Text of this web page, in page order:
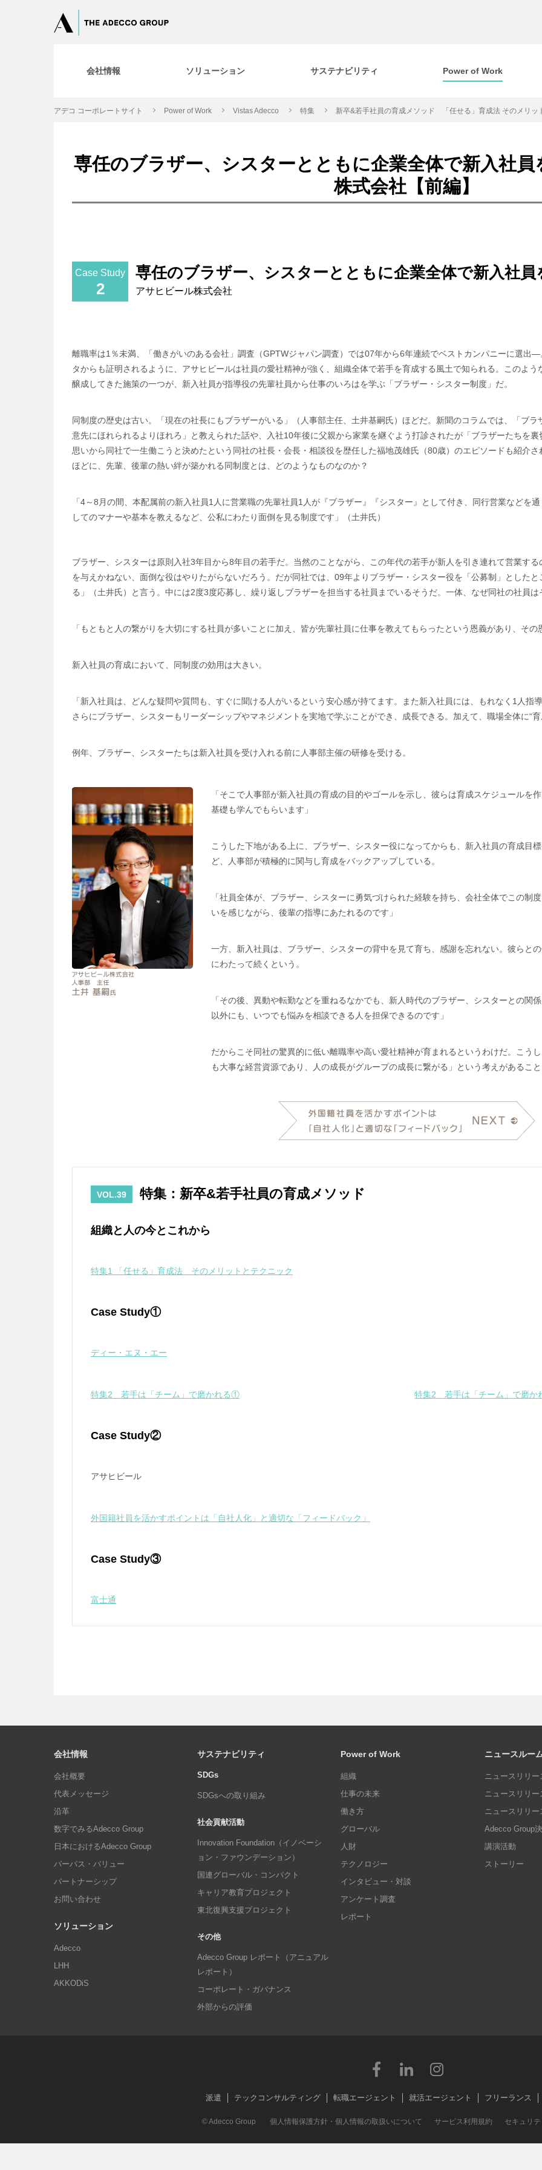
会社情報 ソリューション サステナビリティ Power of Work
アデコ コーポレートサイト Power of Work Vistas Adecco 特集 新卒&若手社員の育成メソッド 「任せる」育成法 そのメリッ
専任のブラザー、シスターとともに企業全体で新入社
株式会社【前編】
Case Study
2
専任のブラザー、シスターとともに企業全体で新入社員
アサヒビール株式会社
離職率は1％未満、「働きがいのある会社」調査（GPTWジャパン調査）では07年から6年連続でベストカンパニーに選出
タからも証明されるように、アサヒビールは社員の愛社精神が強く、組織全体で若手を育成する風土で知られる。このよう
醸成してきた施策の一つが、新入社員が指導役の先輩社員から仕事のいろはを学ぶ「ブラザー・シスター制度」だ。
同制度の歴史は古い。「現在の社長にもブラザーがいる」（人事部主任、土井基嗣氏）ほどだ。新聞のコラムでは、「ブラ
意先にほれられるよりほれろ」と教えられた話や、入社10年後に父親から家業を継ぐよう打診されたが「ブラザーたちを裏
思いから同社で一生働こうと決めたという同社の社長・会長・相談役を歴任した福地茂雄氏（80歳）のエピソードも紹介さ
ほどに、先輩、後輩の熱い絆が築かれる同制度とは、どのようなものなのか？
「4～8月の間、本配属前の新入社員1人に営業職の先輩社員1人が『ブラザー』『シスター』として付き、同行営業などを
してのマナーや基本を教えるなど、公私にわたり面倒を見る制度です」（土井氏）
ブラザー、シスターは原則入社3年目から8年目の若手だ。当然のことながら、この年代の若手が新人を引き連れて営業す
を与えかねない、面倒な役はやりたがらないだろう。だが同社では、09年よりブラザー・シスター役を「公募制」とした
る」（土井氏）と言う。中には2度3度応募し、繰り返しブラザーを担当する社員までいるそうだ。一体、なぜ同社の社員
「もともと人の繋がりを大切にする社員が多いことに加え、皆が先輩社員に仕事を教えてもらったという恩義があり、そ
新入社員の育成において、同制度の効用は大きい。
「新入社員は、どんな疑問や質問も、すぐに聞ける人がいるという安心感が持てます。また新入社員には、もれなく1人指
さらにブラザー、シスターもリーダーシップやマネジメントを実地で学ぶことができ、成長できる。加えて、職場全体に“
例年、ブラザー、シスターたちは新入社員を受け入れる前に人事部主催の研修を受ける。
「そこで人事部が新入社員の育成の目的やゴールを示し、彼らは育成スケジュールを
基礎も学んでもらいます」
こうした下地がある上に、ブラザー、シスター役になってからも、新入社員の育成目
ど、人事部が積極的に関与し育成をバックアップしている。
「社員全体が、ブラザー、シスターに勇気づけられた経験を持ち、会社全体でこの制
いを感じながら、後輩の指導にあたれるのです」
一方、新入社員は、ブラザー、シスターの背中を見て育ち、感謝を忘れない。彼らと
にわたって続くという。
「その後、異動や転勤などを重ねるなかでも、新人時代のブラザー、シスターとの関
以外にも、いつでも悩みを相談できる人を担保できるのです」
だからこそ同社の驚異的に低い離職率や高い愛社精神が育まれるというわけだ。こう
も大事な経営資源であり、人の成長がグループの成長に繋がる」という考えがあるこ
VOL.39 特集：新卒&若手社員の育成メソッド
組織と人の今とこれから
特集1 「任せる」育成法 そのメリットとテクニック
Case Study①
ディー・エヌ・エー
特集2 若手は「チーム」で磨かれる① 特集2 若手は「チーム」で磨
Case Study②
アサヒビール
外国籍社員を活かすポイントは「自社人化」と適切な「フィードバック」
Case Study③
富士通
会社情報
会社概要
代表メッセージ
沿革
数字でみるAdecco Group
日本におけるAdecco Group
パーパス・バリュー
パートナーシップ
お問い合わせ
ソリューション
Adecco
LHH
AKKODiS
サステナビリティ
SDGs
SDGsへの取り組み
社会貢献活動
Innovation Foundation（イノベーシ
ョン・ファウンデーション）
国連グローバル・コンパクト
キャリア教育プロジェクト
東北復興支援プロジェクト
その他
Adecco Group レポート（アニュアル
レポート）
コーポレート・ガバナンス
外部からの評価
Power of Work
組織
仕事の未来
働き方
グローバル
人財
テクノロジー
インタビュー・対談
アンケート調査
レポート
ニュースルー
ニュースリリー
ニュースリリー
ニュースリリー
Adecco Group
講演活動
ストーリー
派遣 テックコンサルティング 転職エージェント 就活エージェント フリーランス
© Adecco Group 個人情報保護方針・個人情報の取扱いについて サービス利用規約 セキュリ